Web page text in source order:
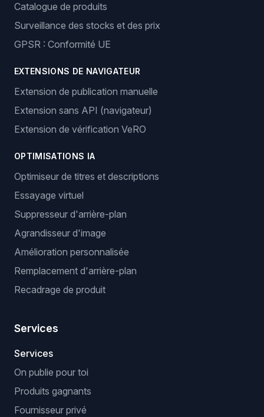
Catalogue de produits
Surveillance des stocks et des prix
GPSR : Conformité UE
EXTENSIONS DE NAVIGATEUR
Extension de publication manuelle
Extension sans API (navigateur)
Extension de vérification VeRO
OPTIMISATIONS IA
Optimiseur de titres et descriptions
Essayage virtuel
Suppresseur d'arrière-plan
Agrandisseur d'image
Amélioration personnalisée
Remplacement d'arrière-plan
Recadrage de produit
Services
Services
On publie pour toi
Produits gagnants
Fournisseur privé